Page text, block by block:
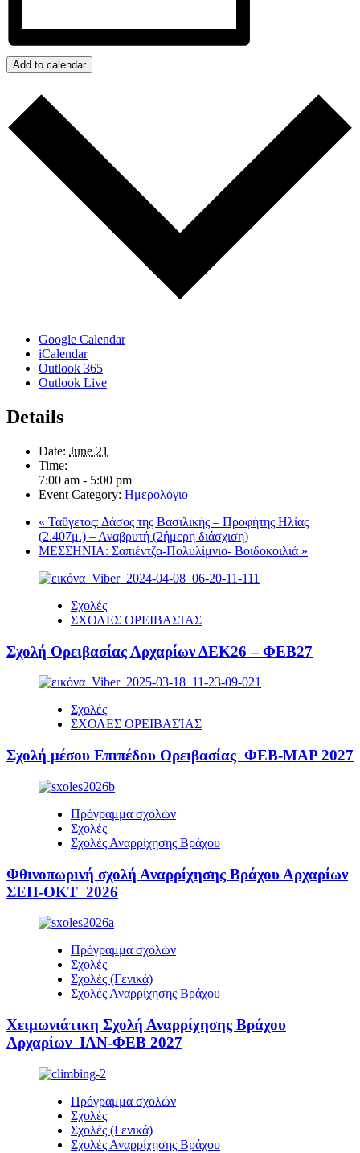
Add to calendar
Google Calendar
iCalendar
Outlook 365
Outlook Live
Details
Date: June 21
Time:
7:00 am - 5:00 pm
Event Category: Ημερολόγιο
« Ταΰγετος: Δάσος της Βασιλικής – Προφήτης Ηλίας
(2.407μ.) – Αναβρυτή (2ήμερη διάσχιση)
ΜΕΣΣΗΝΙΑ: Σαπιέντζα-Πολυλίμνιο- Βοιδοκοιλιά »
Σχολές
ΣΧΟΛΕΣ ΟΡΕΙΒΑΣΊΑΣ
Σχολή Ορειβασίας Αρχαρίων ΔΕΚ26 – ΦΕΒ27
Σχολές
ΣΧΟΛΕΣ ΟΡΕΙΒΑΣΊΑΣ
Σχολή μέσου Επιπέδου Ορειβασίας ΦΕΒ-ΜΑΡ 2027
Πρόγραμμα σχολών
Σχολές
Σχολές Αναρρίχησης Βράχου
Φθινοπωρινή σχολή Αναρρίχησης Βράχου Αρχαρίων
ΣΕΠ-ΟΚΤ 2026
Πρόγραμμα σχολών
Σχολές
Σχολές (Γενικά)
Σχολές Αναρρίχησης Βράχου
Χειμωνιάτικη Σχολή Αναρρίχησης Βράχου
Αρχαρίων ΙΑΝ-ΦΕΒ 2027
Πρόγραμμα σχολών
Σχολές
Σχολές (Γενικά)
Σχολές Αναρρίχησης Βράχου